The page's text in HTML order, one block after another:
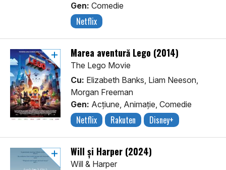
Gen: Comedie
Netflix
Marea aventură Lego (2014)
The Lego Movie
Cu: Elizabeth Banks, Liam Neeson,
Morgan Freeman
Gen: Acţiune, Animaţie, Comedie
Netflix Rakuten Disney+
Will și Harper (2024)
Will & Harper